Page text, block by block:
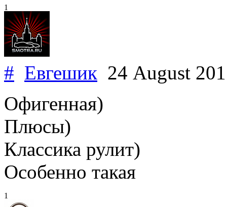
1
# Евгешик 24 August
Офигенная)
Плюсы)
Классика рулит)
Особенно такая
1